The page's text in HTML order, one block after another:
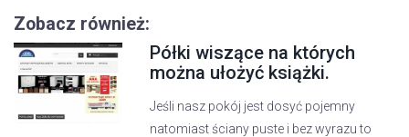
Zobacz również:
Półki wiszące na których
można ułożyć książki.
Jeśli nasz pokój jest dosyć pojemny
natomiast ściany puste i bez wyrazu to